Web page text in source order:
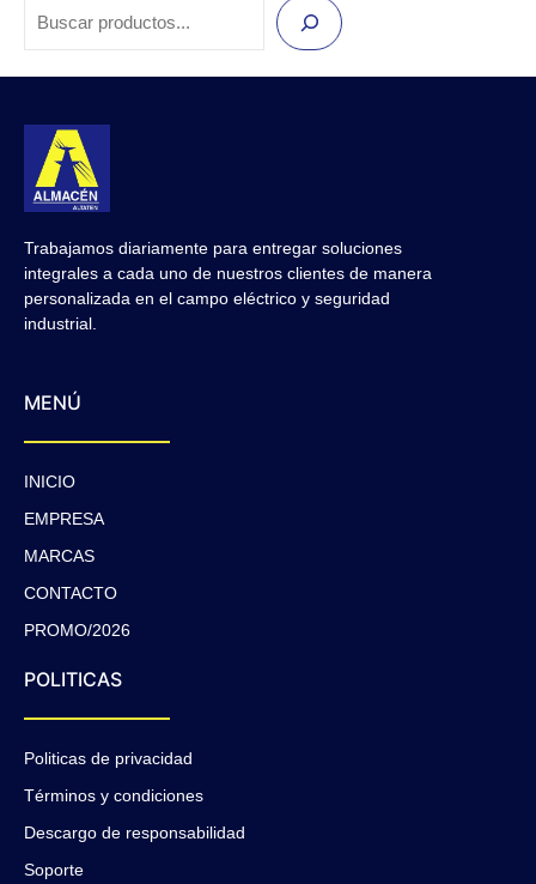
Trabajamos diariamente para entregar soluciones
integrales a cada uno de nuestros clientes de manera
personalizada en el campo eléctrico y seguridad
industrial.
MENÚ
INICIO
EMPRESA
MARCAS
CONTACTO
PROMO/2026
POLITICAS
Politicas de privacidad
Términos y condiciones
Descargo de responsabilidad
Soporte